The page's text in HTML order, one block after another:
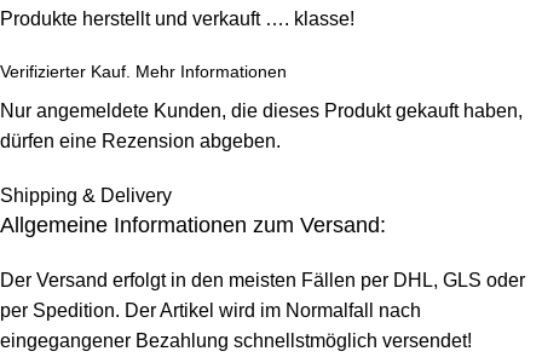
Produkte herstellt und verkauft …. klasse!
Verifizierter Kauf. Mehr Informationen
Nur angemeldete Kunden, die dieses Produkt gekauft haben,
dürfen eine Rezension abgeben.
Shipping & Delivery
Allgemeine Informationen zum Versand:
Der Versand erfolgt in den meisten Fällen per DHL, GLS oder
per Spedition. Der Artikel wird im Normalfall nach
eingegangener Bezahlung schnellstmöglich versendet!